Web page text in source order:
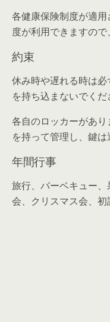
各健康保険制度が適
度が利用できますので
約束
休み時や遅れる時は
を持ち込まないでくだ
各自のロッカーがあ
を持って管理し、鍵は
年間行事
旅行、バーベキュー
会、クリスマス会、初